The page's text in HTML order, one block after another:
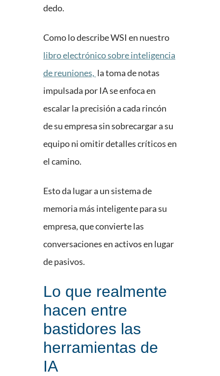
dedo.
Como lo describe WSI en nuestro
libro electrónico sobre inteligencia
de reuniones, la toma de notas
impulsada por IA se enfoca en
escalar la precisión a cada rincón
de su empresa sin sobrecargar a su
equipo ni omitir detalles críticos en
el camino.
Esto da lugar a un sistema de
memoria más inteligente para su
empresa, que convierte las
conversaciones en activos en lugar
de pasivos.
Lo que realmente
hacen entre
bastidores las
herramientas de
IA